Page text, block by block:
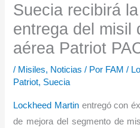
Suecia recibirá
entrega del misil
aérea Patriot
/ Misiles, Noticias / Por FAM/
Patriot, Suecia
Lockheed Martin entregó con
de mejora del segmento de